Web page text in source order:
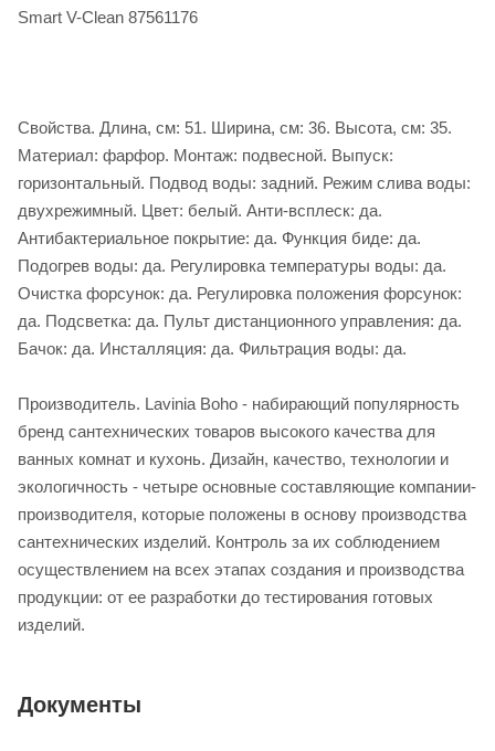
Smart V-Clean 87561176
Свойства. Длина, см: 51. Ширина, см: 36. Высота, см: 35.
Материал: фарфор. Монтаж: подвесной. Выпуск:
горизонтальный. Подвод воды: задний. Режим слива воды:
двухрежимный. Цвет: белый. Анти-всплеск: да.
Антибактериальное покрытие: да. Функция биде: да.
Подогрев воды: да. Регулировка температуры воды: да.
Очистка форсунок: да. Регулировка положения форсунок:
да. Подсветка: да. Пульт дистанционного управления: да.
Бачок: да. Инсталляция: да. Фильтрация воды: да.
Производитель. Lavinia Boho - набирающий популярность
бренд сантехнических товаров высокого качества для
ванных комнат и кухонь. Дизайн, качество, технологии и
экологичность - четыре основные составляющие компании-
производителя, которые положены в основу производства
сантехнических изделий. Контроль за их соблюдением
осуществлением на всех этапах создания и производства
продукции: от ее разработки до тестирования готовых
изделий.
Документы